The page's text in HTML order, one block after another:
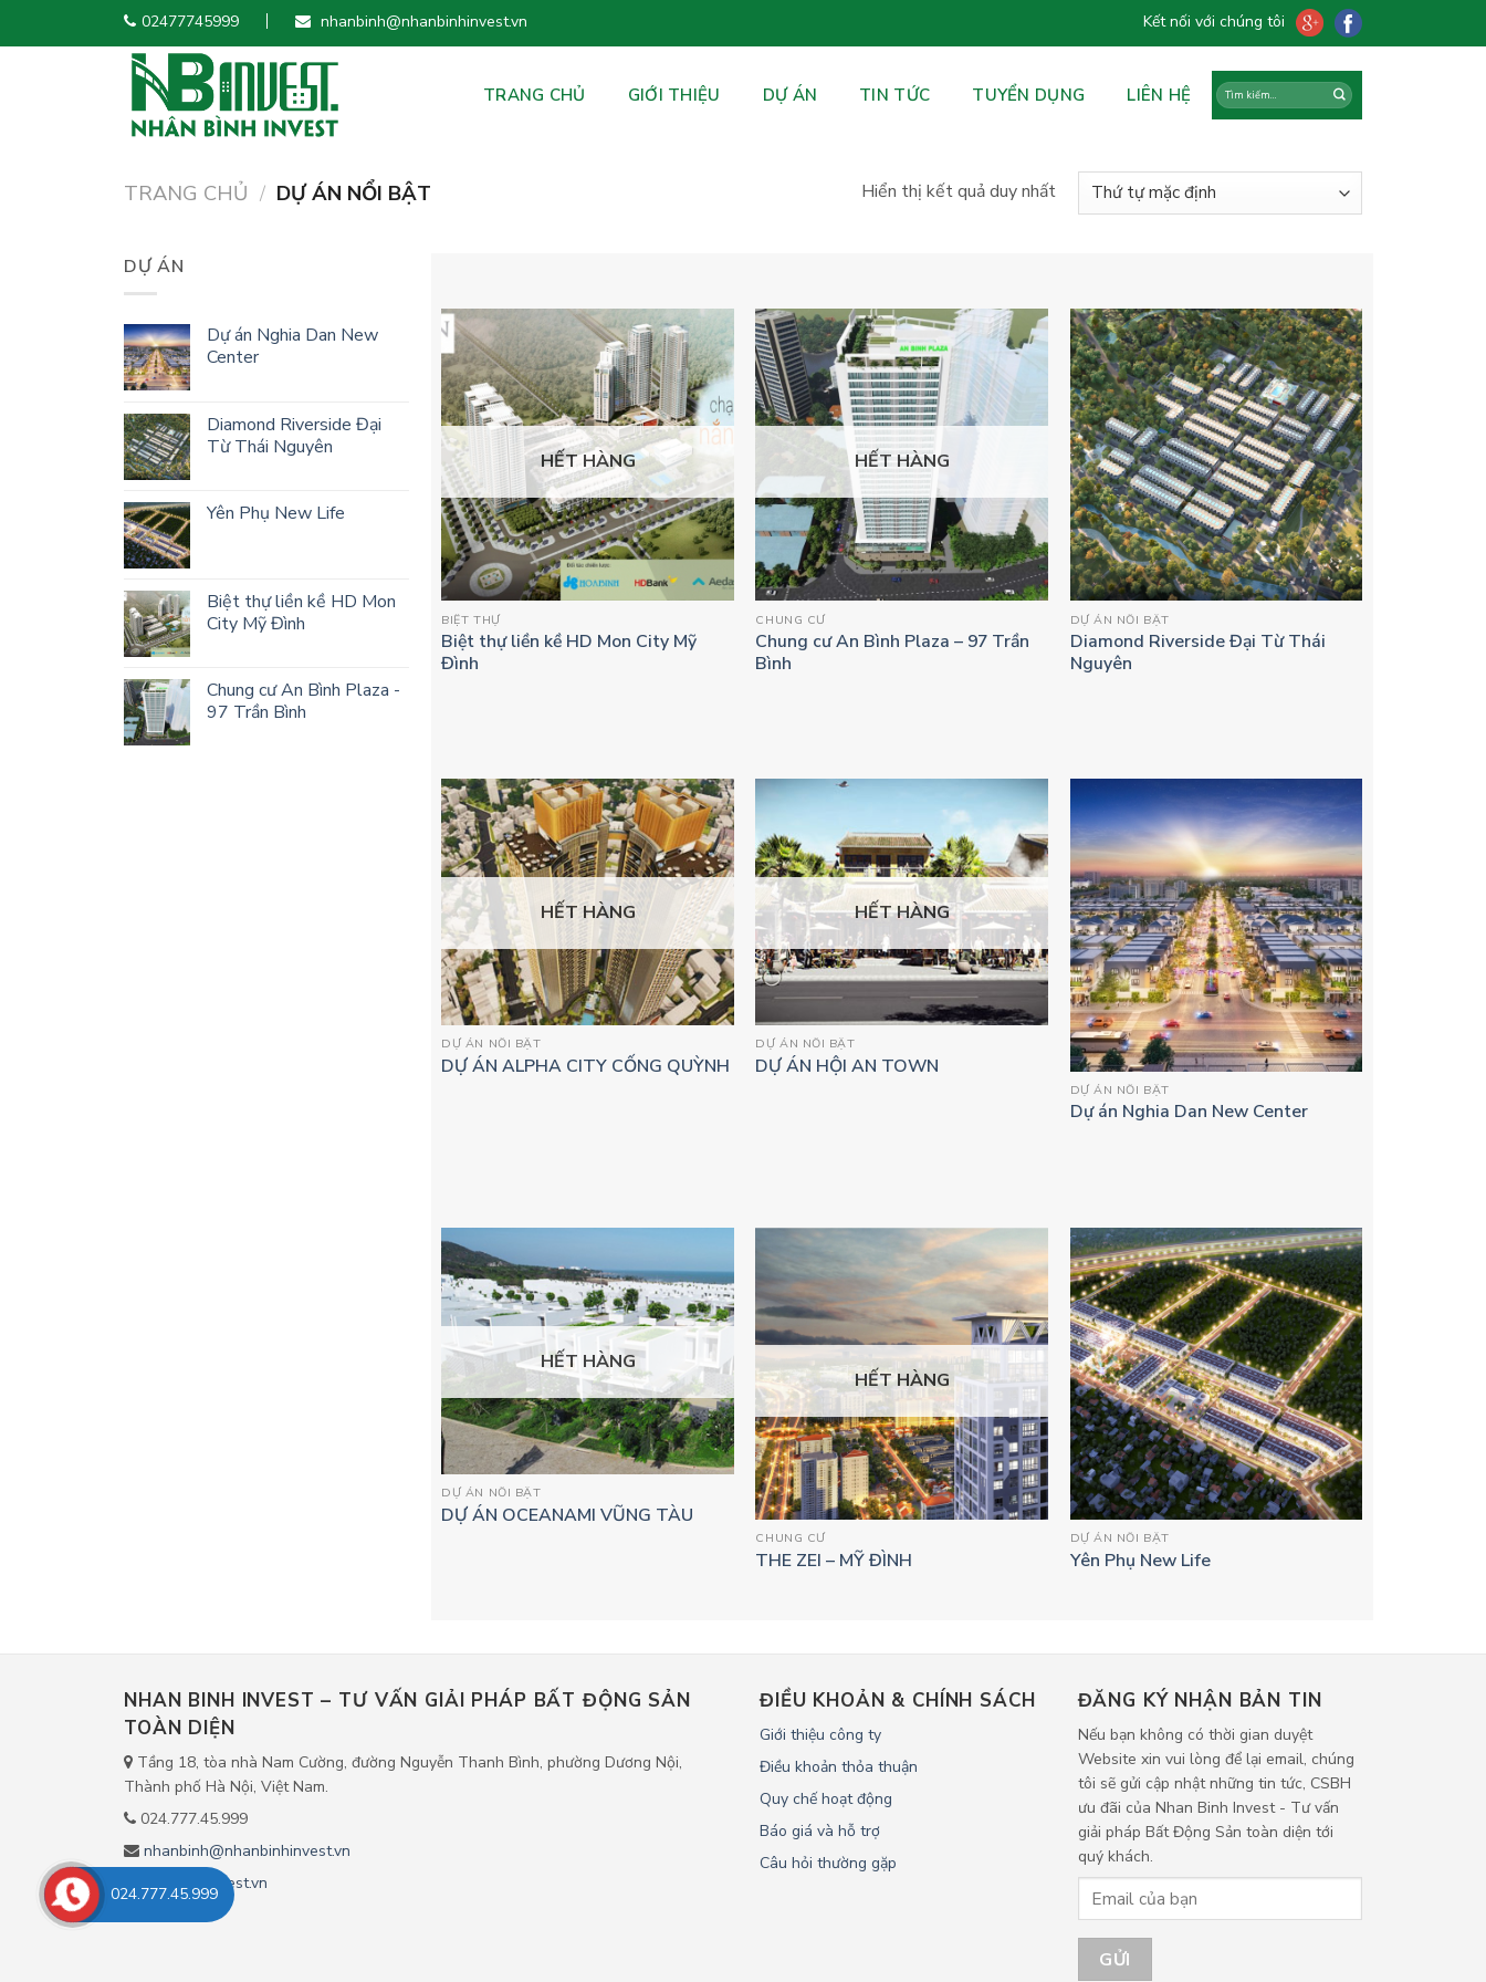
02477745999 nhanbinh@nhanbinhinvest.vn Kết nối với chúng tôi
TRANG CHỦ GIỚI THIỆU DỰ ÁN TIN TỨC TUYỂN DỤNG LIÊN HỆ
TRANG CHỦ / DỰ ÁN NỔI BẬT Hiển thị kết quả duy nhất
DỰ ÁN
Dự án Nghia Dan New
Center
Diamond Riverside Đại
Từ Thái Nguyên
Yên Phụ New Life
Biệt thự liền kề HD Mon
City Mỹ Đình
Chung cư An Bình Plaza -
97 Trần Bình
HẾT HÀNG
BIỆT THỰ
Biệt thự liền kề HD Mon City Mỹ
Đình
HẾT HÀNG
CHUNG CƯ
Chung cư An Bình Plaza – 97 Trần
Bình
DỰ ÁN NỔI BẬT
Diamond Riverside Đại Từ Thái
Nguyên
HẾT HÀNG
DỰ ÁN NỔI BẬT
DỰ ÁN ALPHA CITY CỐNG QUỲNH
HẾT HÀNG
DỰ ÁN NỔI BẬT
DỰ ÁN HỘI AN TOWN
DỰ ÁN NỔI BẬT
Dự án Nghia Dan New Center
HẾT HÀNG
DỰ ÁN NỔI BẬT
DỰ ÁN OCEANAMI VŨNG TÀU
HẾT HÀNG
CHUNG CƯ
THE ZEI – MỸ ĐÌNH
DỰ ÁN NỔI BẬT
Yên Phụ New Life
NHAN BINH INVEST – TƯ VẤN GIẢI PHÁP BẤT ĐỘNG SẢN
TOÀN DIỆN
Tầng 18, tòa nhà Nam Cường, đường Nguyễn Thanh Bình, phường Dương Nội,
Thành phố Hà Nội, Việt Nam.
024.777.45.999
nhanbinh@nhanbinhinvest.vn
nhanbinhinvest.vn
ĐIỀU KHOẢN & CHÍNH SÁCH
Giới thiệu công ty
Điều khoản thỏa thuận
Quy chế hoạt động
Báo giá và hỗ trợ
Câu hỏi thường gặp
ĐĂNG KÝ NHẬN BẢN TIN
Nếu bạn không có thời gian duyệt
Website xin vui lòng để lại email, chúng
tôi sẽ gửi cập nhật những tin tức, CSBH
ưu đãi của Nhan Binh Invest - Tư vấn
giải pháp Bất Động Sản toàn diện tới
quý khách.
024.777.45.999